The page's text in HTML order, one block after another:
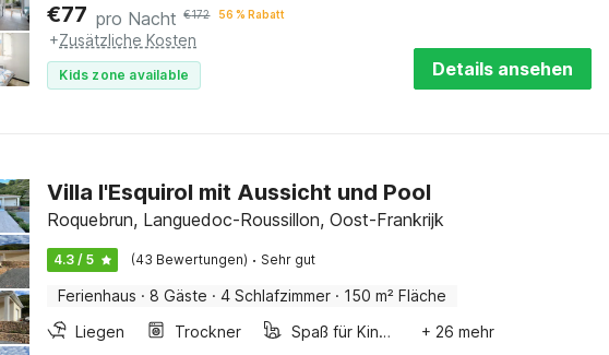
€77 pro Nacht €172 56 % Rabatt
+Zusätzliche Kosten
Kids zone available Details ansehen
Villa l'Esquirol mit Aussicht und Pool
Roquebrun, Languedoc-Roussillon, Oost-Frankrijk
4.3 / 5 (43 Bewertungen) · Sehr gut
Ferienhaus · 8 Gäste · 4 Schlafzimmer · 150 m² Fläche
Liegen
Trockner Spaß für Kinder + 26 mehr